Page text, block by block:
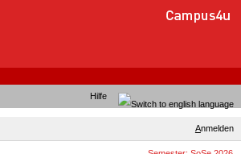
Hilfe
Anmelden